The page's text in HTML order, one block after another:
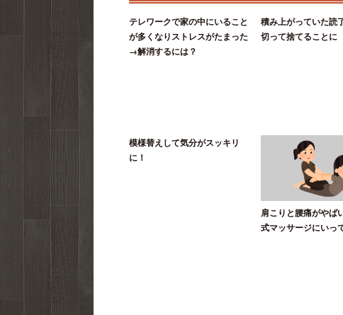
テレワークで家の中にいること
が多くなりストレスがたまった
→解消するには？
積み上がっていた読
切って捨てることに
模様替えして気分がスッキリ
に！
肩こりと腰痛がやば
式マッサージにいっ